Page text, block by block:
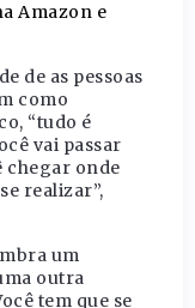
Amazon e
de as pessoas
como
“tudo é
vai passar
chegar onde
realizar”,
um
outra
tem que se